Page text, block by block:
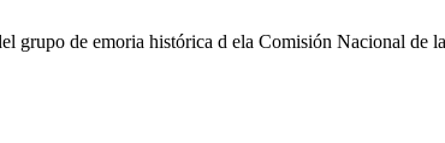
grupo de emoria histórica d ela Comisión Nacional de